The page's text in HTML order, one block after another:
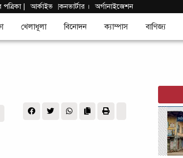
| আর্কাইভ |কনভার্টার । অর্গানাইজেশন
খেলাধূলা বিনোদন ক্যাম্পাস বাণিজ্য